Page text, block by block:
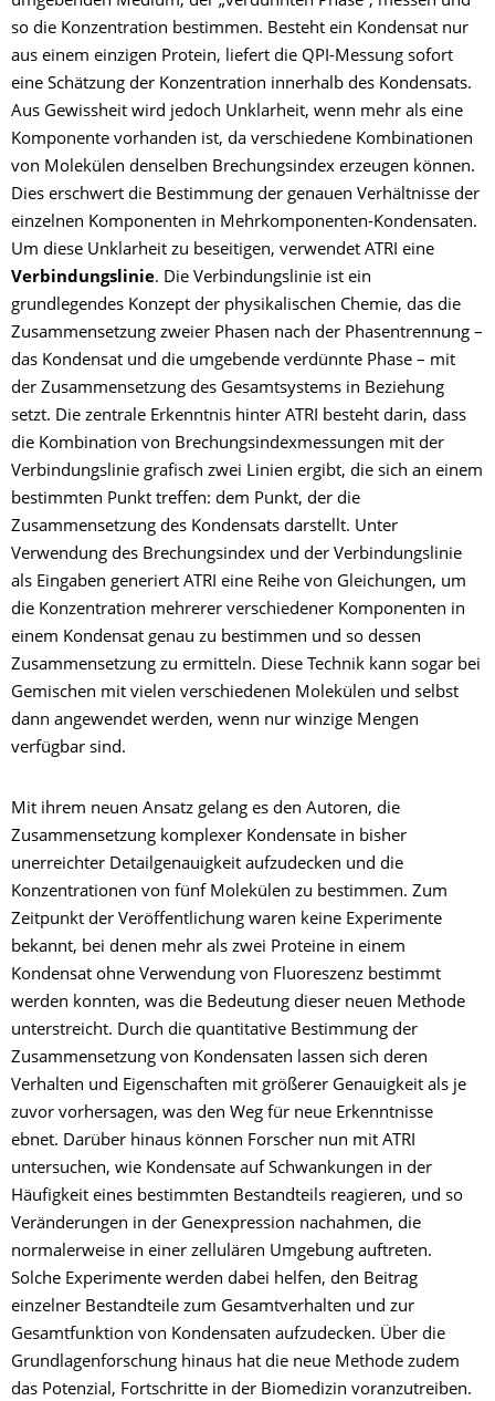
so die Konzentration bestimmen. Besteht ein Kondensat nur
aus einem einzigen Protein, liefert die QPI-Messung sofort
eine Schätzung der Konzentration innerhalb des Kondensats.
Aus Gewissheit wird jedoch Unklarheit, wenn mehr als eine
Komponente vorhanden ist, da verschiedene Kombinationen
von Molekülen denselben Brechungsindex erzeugen können.
Dies erschwert die Bestimmung der genauen Verhältnisse der
einzelnen Komponenten in Mehrkomponenten-Kondensaten.
Um diese Unklarheit zu beseitigen, verwendet ATRI eine
Verbindungslinie. Die Verbindungslinie ist ein
grundlegendes Konzept der physikalischen Chemie, das die
Zusammensetzung zweier Phasen nach der Phasentrennung –
das Kondensat und die umgebende verdünnte Phase – mit
der Zusammensetzung des Gesamtsystems in Beziehung
setzt. Die zentrale Erkenntnis hinter ATRI besteht darin, dass
die Kombination von Brechungsindexmessungen mit der
Verbindungslinie grafisch zwei Linien ergibt, die sich an einem
bestimmten Punkt treffen: dem Punkt, der die
Zusammensetzung des Kondensats darstellt. Unter
Verwendung des Brechungsindex und der Verbindungslinie
als Eingaben generiert ATRI eine Reihe von Gleichungen, um
die Konzentration mehrerer verschiedener Komponenten in
einem Kondensat genau zu bestimmen und so dessen
Zusammensetzung zu ermitteln. Diese Technik kann sogar bei
Gemischen mit vielen verschiedenen Molekülen und selbst
dann angewendet werden, wenn nur winzige Mengen
verfügbar sind.
Mit ihrem neuen Ansatz gelang es den Autoren, die
Zusammensetzung komplexer Kondensate in bisher
unerreichter Detailgenauigkeit aufzudecken und die
Konzentrationen von fünf Molekülen zu bestimmen. Zum
Zeitpunkt der Veröffentlichung waren keine Experimente
bekannt, bei denen mehr als zwei Proteine in einem
Kondensat ohne Verwendung von Fluoreszenz bestimmt
werden konnten, was die Bedeutung dieser neuen Methode
unterstreicht. Durch die quantitative Bestimmung der
Zusammensetzung von Kondensaten lassen sich deren
Verhalten und Eigenschaften mit größerer Genauigkeit als je
zuvor vorhersagen, was den Weg für neue Erkenntnisse
ebnet. Darüber hinaus können Forscher nun mit ATRI
untersuchen, wie Kondensate auf Schwankungen in der
Häufigkeit eines bestimmten Bestandteils reagieren, und so
Veränderungen in der Genexpression nachahmen, die
normalerweise in einer zellulären Umgebung auftreten.
Solche Experimente werden dabei helfen, den Beitrag
einzelner Bestandteile zum Gesamtverhalten und zur
Gesamtfunktion von Kondensaten aufzudecken. Über die
Grundlagenforschung hinaus hat die neue Methode zudem
das Potenzial, Fortschritte in der Biomedizin voranzutreiben.